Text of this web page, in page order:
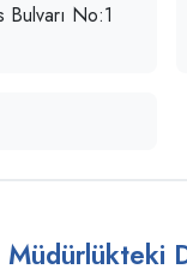
Bulvarı No:1
Müdürlükteki